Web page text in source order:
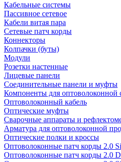
Кабельные системы
Пассивное сетевое
Кабели витая пара
Сетевые патч корды
Коннекторы
Колпачки (буты)
Модули
Розетки настенные
Лицевые панели
Соединительные панели и муфты
Компоненты для оптоволоконной
Оптоволоконный кабель
Оптические муфты
Сварочные аппараты и
Арматура для оптоволоконной
Оптические полки и кроссы
Оптоволоконные патч корды 2.0
Оптоволоконные патч корды 2.0